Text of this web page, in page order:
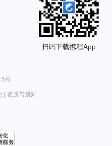
扫码下载携程App
号
资质与规则